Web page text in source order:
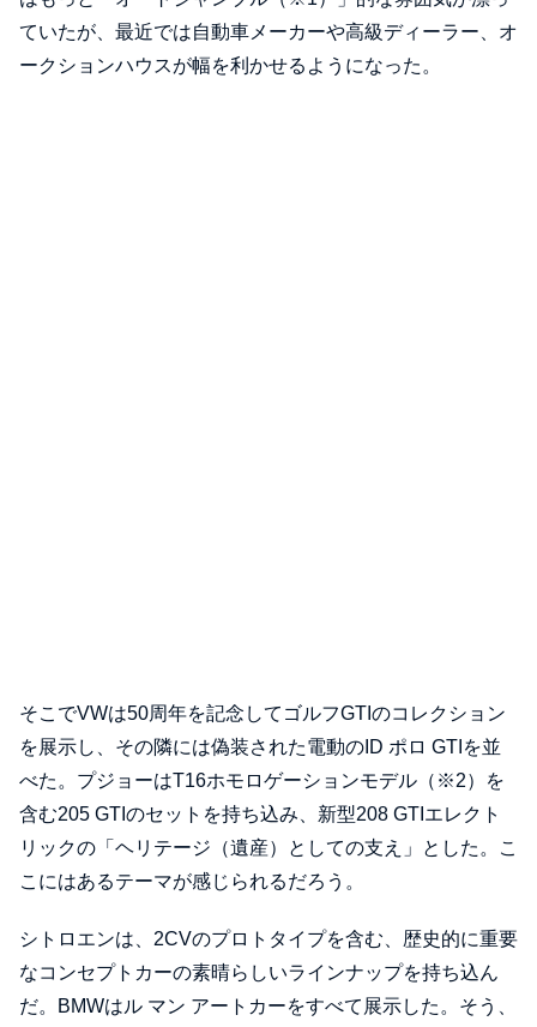
ていたが、最近では自動車メーカーや高級ディーラー、オ
ークションハウスが幅を利かせるようになった。
そこでVWは50周年を記念してゴルフGTIのコレクション
を展示し、その隣には偽装された電動のID ポロ GTIを並
べた。プジョーはT16ホモロゲーションモデル（※2）を
含む205 GTIのセットを持ち込み、新型208 GTIエレクト
リックの「ヘリテージ（遺産）としての支え」とした。こ
こにはあるテーマが感じられるだろう。
シトロエンは、2CVのプロトタイプを含む、歴史的に重要
なコンセプトカーの素晴らしいラインナップを持ち込ん
だ。BMWはル マン アートカーをすべて展示した。そう、